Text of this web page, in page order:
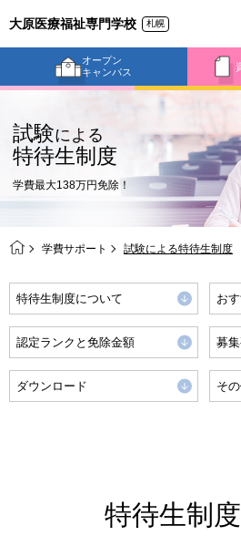
大原医療福祉専門学校 札幌
オープン
キャンパス
試験による
特待生制度
学費最大138万円免除！
学費サポート 試験による特待生制度
特待生制度について お
認定ランクと免除金額 募
ダウンロード そ
特待生制度